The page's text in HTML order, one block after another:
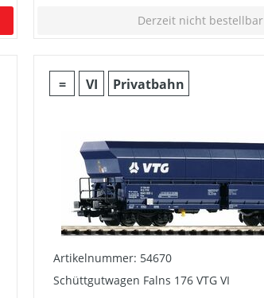
Derzeit nicht bestellbar
= VI Privatbahn
Artikelnummer: 54670
Schüttgutwagen Falns 176 VTG VI